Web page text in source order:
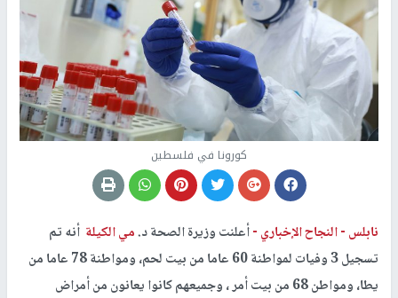
كورونا في فلسطين
نابلس -النجاح الإخباري -أعلنت وزيرة الصحة د.مي الكيلة أنه تم
تسجيل 3 وفيات لمواطنة 60 عاما من بيت لحم، ومواطنة 78 عاما من
يطا، ومواطن 68 من بيت أمر ، وجميعهم كانوا يعانون من أمراض